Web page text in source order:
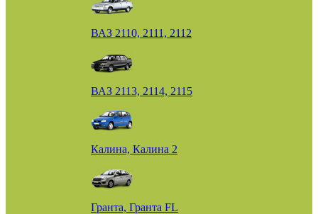
ВАЗ 2110, 2111, 2112
ВАЗ 2113, 2114, 2115
Калина, Калина 2
Гранта, Гранта FL